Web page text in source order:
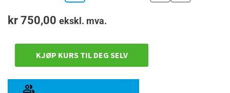
kr750,00 ekskl. mva.
KJØP KURS TIL DEG SELV